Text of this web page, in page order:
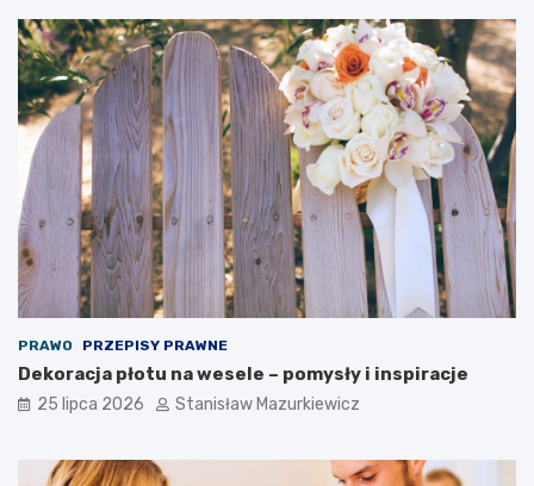
PRAWO PRZEPISY PRAWNE
Dekoracja płotu na wesele – pomysły i inspiracje
25 lipca 2026 Stanisław Mazurkiewicz